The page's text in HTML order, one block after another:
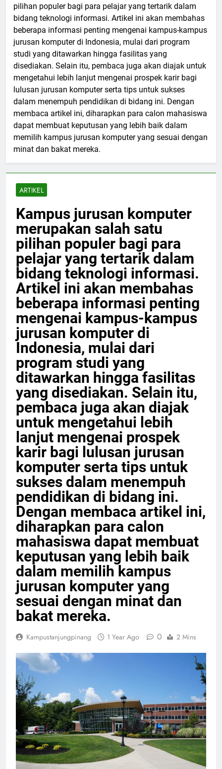
pilihan populer bagi para pelajar yang tertarik dalam
bidang teknologi informasi. Artikel ini akan membahas
beberapa informasi penting mengenai kampus-kampus
jurusan komputer di Indonesia, mulai dari program
studi yang ditawarkan hingga fasilitas yang
disediakan. Selain itu, pembaca juga akan diajak untuk
mengetahui lebih lanjut mengenai prospek karir bagi
lulusan jurusan komputer serta tips untuk sukses
dalam menempuh pendidikan di bidang ini. Dengan
membaca artikel ini, diharapkan para calon mahasiswa
dapat membuat keputusan yang lebih baik dalam
memilih kampus jurusan komputer yang sesuai dengan
minat dan bakat mereka.
ARTIKEL
Kampus jurusan komputer
merupakan salah satu
pilihan populer bagi para
pelajar yang tertarik dalam
bidang teknologi informasi.
Artikel ini akan membahas
beberapa informasi penting
mengenai kampus-kampus
jurusan komputer di
Indonesia, mulai dari
program studi yang
ditawarkan hingga fasilitas
yang disediakan. Selain itu,
pembaca juga akan diajak
untuk mengetahui lebih
lanjut mengenai prospek
karir bagi lulusan jurusan
komputer serta tips untuk
sukses dalam menempuh
pendidikan di bidang ini.
Dengan membaca artikel ini,
diharapkan para calon
mahasiswa dapat membuat
keputusan yang lebih baik
dalam memilih kampus
jurusan komputer yang
sesuai dengan minat dan
bakat mereka.
Kampustanjungpinang 1 Year Ago 0 2 Mins